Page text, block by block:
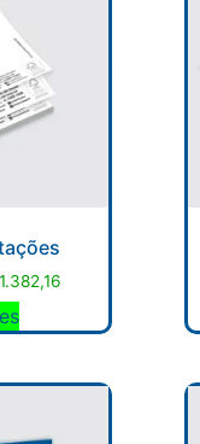
1.382,16